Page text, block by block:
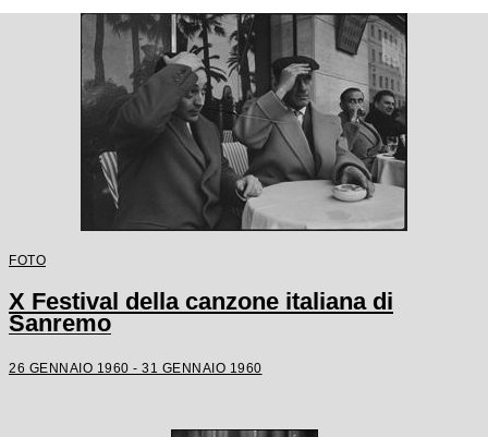
FOTO
X Festival della canzone italiana di
Sanremo
26 GENNAIO 1960 - 31 GENNAIO 1960